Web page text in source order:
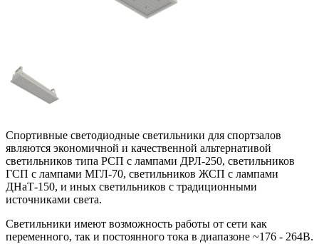
Спортивные светодиодные светильники для спортзалов
являются экономичной и качественной альтернативой
светильников типа РСП с лампами ДРЛ-250, светильников
ГСП с лампами МГЛ-70, светильников ЖСП с лампами
ДНаТ-150, и иных светильников с традиционными
источниками света.
Светильники имеют возможность работы от сети как
переменного, так и постоянного тока в диапазоне ~176 - 264В.